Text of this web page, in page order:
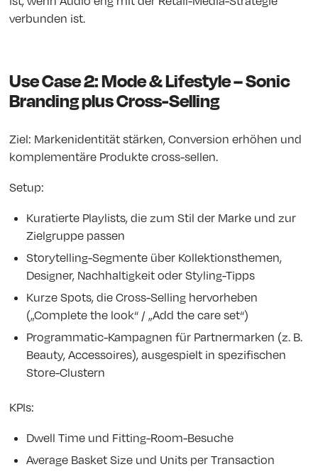
verbunden ist.
Use Case 2: Mode & Lifestyle – Sonic
Branding plus Cross-Selling
Ziel: Markenidentität stärken, Conversion erhöhen und
komplementäre Produkte cross-sellen.
Setup:
Kuratierte Playlists, die zum Stil der Marke und zur
Zielgruppe passen
Storytelling-Segmente über Kollektionsthemen,
Designer, Nachhaltigkeit oder Styling-Tipps
Kurze Spots, die Cross-Selling hervorheben
(„Complete the look“ / „Add the care set“)
Programmatic-Kampagnen für Partnermarken (z. B.
Beauty, Accessoires), ausgespielt in spezifischen
Store-Clustern
KPIs:
Dwell Time und Fitting-Room-Besuche
Average Basket Size und Units per Transaction